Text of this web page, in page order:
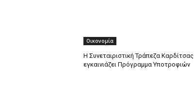
Οικονομία
Η Συνεταιριστική Τράπεζα Καρδίτσας
εγκαινιάζει Πρόγραμμα Υποτροφιών